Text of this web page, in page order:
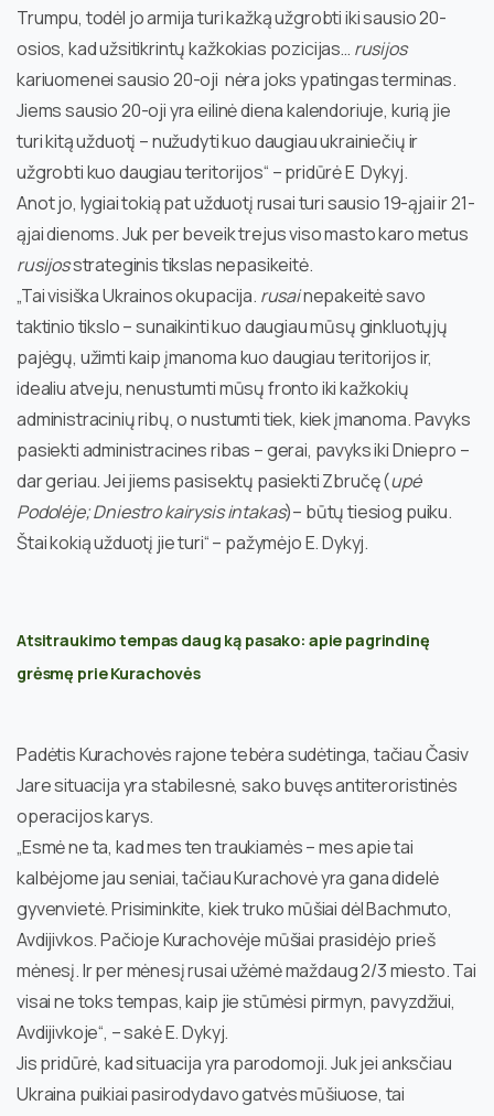
Trumpu, todėl jo armija turi kažką užgrobti iki sausio 20-
osios, kad užsitikrintų kažkokias pozicijas… rusijos
kariuomenei sausio 20-oji nėra joks ypatingas terminas.
Jiems sausio 20-oji yra eilinė diena kalendoriuje, kurią jie
turi kitą užduotį – nužudyti kuo daugiau ukrainiečių ir
užgrobti kuo daugiau teritorijos“ – pridūrė E Dykyj.
Anot jo, lygiai tokią pat užduotį rusai turi sausio 19-ąjai ir 21-
ąjai dienoms. Juk per beveik trejus viso masto karo metus
rusijosstrateginis tikslas nepasikeitė.
„Tai visiška Ukrainos okupacija. rusainepakeitė savo
taktinio tikslo – sunaikinti kuo daugiau mūsų ginkluotųjų
pajėgų, užimti kaip įmanoma kuo daugiau teritorijos ir,
idealiu atveju, nenustumti mūsų fronto iki kažkokių
administracinių ribų, o nustumti tiek, kiek įmanoma. Pavyks
pasiekti administracines ribas – gerai, pavyks iki Dniepro –
dar geriau. Jei jiems pasisektų pasiekti Zbručę (upė
Podolėje; Dniestro kairysis intakas)– būtų tiesiog puiku.
Štai kokią užduotį jie turi“ – pažymėjo E. Dykyj.
Atsitraukimo tempas daug ką pasako: apie pagrindinę
grėsmę prie Kurachovės
Padėtis Kurachovės rajone tebėra sudėtinga, tačiau Časiv
Jare situacija yra stabilesnė, sako buvęs antiteroristinės
operacijos karys.
„Esmė ne ta, kad mes ten traukiamės – mes apie tai
kalbėjome jau seniai, tačiau Kurachovė yra gana didelė
gyvenvietė. Prisiminkite, kiek truko mūšiai dėl Bachmuto,
Avdijivkos. Pačioje Kurachovėje mūšiai prasidėjo prieš
mėnesį. Ir per mėnesį rusai užėmė maždaug 2/3 miesto. Tai
visai ne toks tempas, kaip jie stūmėsi pirmyn, pavyzdžiui,
Avdijivkoje“, – sakė E. Dykyj.
Jis pridūrė, kad situacija yra parodomoji. Juk jei anksčiau
Ukraina puikiai pasirodydavo gatvės mūšiuose, tai